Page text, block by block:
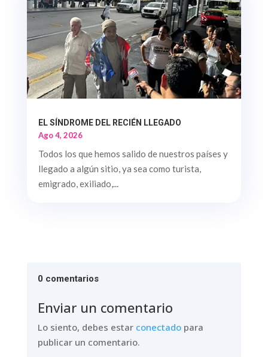
EL SÍNDROME DEL RECIÉN LLEGADO
Ago 4, 2026
Todos los que hemos salido de nuestros países y
llegado a algún sitio, ya sea como turista,
emigrado, exiliado,...
0 comentarios
Enviar un comentario
Lo siento, debes estar conectadopara
publicar un comentario.